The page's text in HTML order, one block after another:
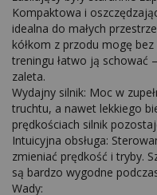
Kompaktowa i
idealna do małych
kółkom z przodu mogę
treningu łatwo ją
zaleta.
Wydajny silnik: Moc w
truchtu, a nawet lekkiego
prędkościach silnik
Intuicyjna obsługa:
zmieniać prędkość i tryby.
są bardzo wygodne
Wady: